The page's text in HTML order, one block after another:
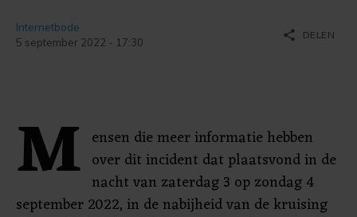
Internetbode
5 september 2022 - 17:30
share DELEN
M ensen die meer informatie hebben
over dit incident dat plaatsvond in de
nacht van zaterdag 3 op zondag 4
september 2022, in de nabijheid van de kruising